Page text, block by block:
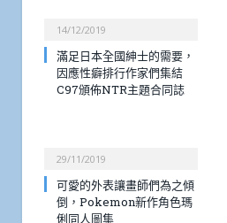
14/12/2019
滿足日本全國紳士的需要，
因應性癖排行作家們集結
C97頒佈NTR主題合同誌
29/11/2019
可愛的外表讓畫師們為之傾
倒，Pokemon新作角色瑪
俐同人圖集